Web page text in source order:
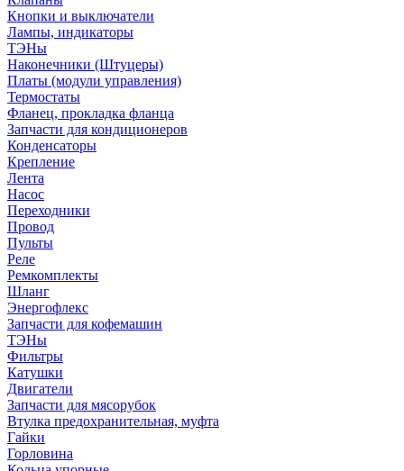
Кнопки и выключатели
Лампы, индикаторы
ТЭНы
Наконечники (Штуцеры)
Платы (модули управления)
Термостаты
Фланец, прокладка фланца
Запчасти для кондиционеров
Конденсаторы
Крепление
Лента
Насос
Переходники
Провод
Пульты
Реле
Ремкомплекты
Шланг
Энергофлекс
Запчасти для кофемашин
ТЭНы
Фильтры
Катушки
Двигатели
Запчасти для мясорубок
Втулка предохранительная, муфта
Гайки
Горловина